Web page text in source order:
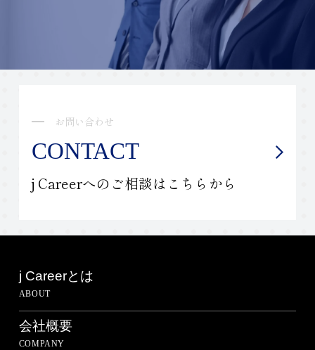
お問い合わせ
CONTACT
j Careerへのご相談はこちらから
j Careerとは
ABOUT
会社概要
COMPANY